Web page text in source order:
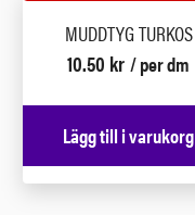
MUDDTYG TURKOS
10.50 kr / per dm
Lägg till i varukorg